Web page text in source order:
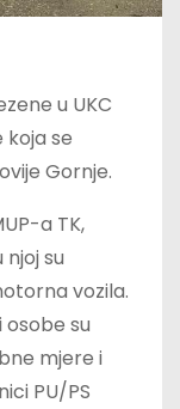
u UKC
koja se
Gornje.
a TK,
su
vozila.
su
mjere i
PU/PS